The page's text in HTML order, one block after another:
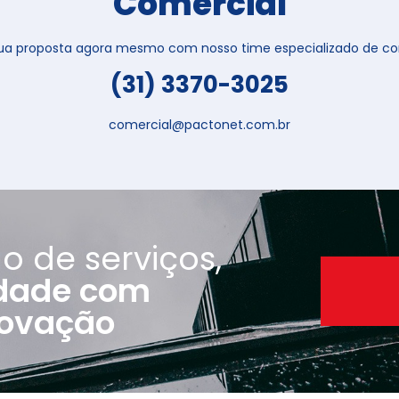
proposta agora mesmo com nosso time especializado de
(31) 3370-3025
comercial@pactonet.com.br
de serviços,
com
Uma história de